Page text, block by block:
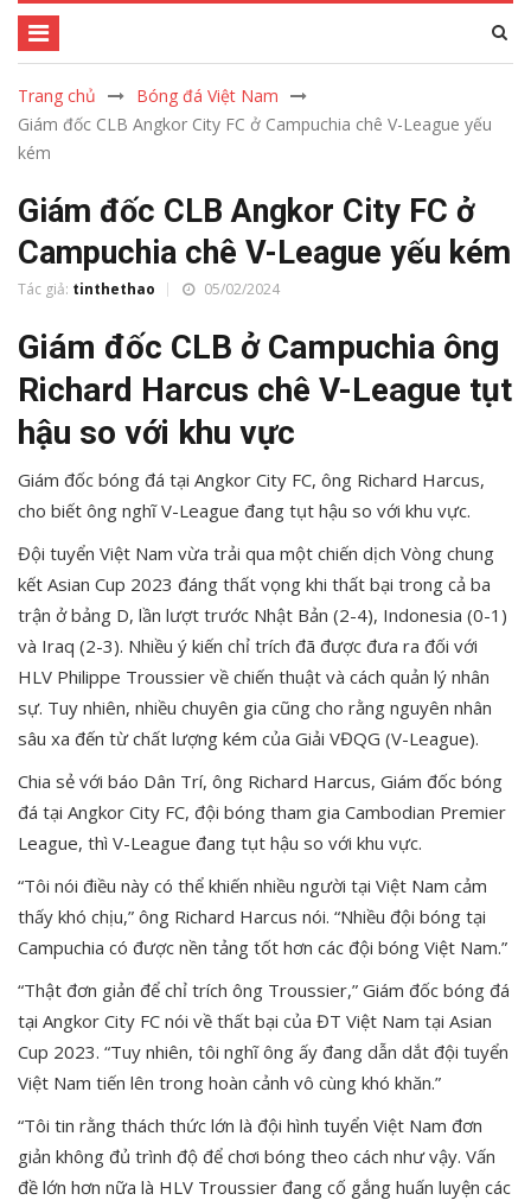
Trang chủ
Bóng đá Việt Nam
Giám đốc CLB Angkor City FC ở Campuchia chê V-League yếu
kém
Giám đốc CLB Angkor City FC ở
Campuchia chê V-League yếu kém
Tác giả: tinthethao 05/02/2024
Giám đốc CLB ở Campuchia ông
Richard Harcus chê V-League tụt
hậu so với khu vực
Giám đốc bóng đá tại Angkor City FC, ông Richard Harcus,
cho biết ông nghĩ V-League đang tụt hậu so với khu vực.
Đội tuyển Việt Nam vừa trải qua một chiến dịch Vòng chung
kết Asian Cup 2023 đáng thất vọng khi thất bại trong cả ba
trận ở bảng D, lần lượt trước Nhật Bản (2-4), Indonesia (0-1)
và Iraq (2-3). Nhiều ý kiến chỉ trích đã được đưa ra đối với
HLV Philippe Troussier về chiến thuật và cách quản lý nhân
sự. Tuy nhiên, nhiều chuyên gia cũng cho rằng nguyên nhân
sâu xa đến từ chất lượng kém của Giải VĐQG (V-League).
Chia sẻ với báo Dân Trí, ông Richard Harcus, Giám đốc bóng
đá tại Angkor City FC, đội bóng tham gia Cambodian Premier
League, thì V-League đang tụt hậu so với khu vực.
“Tôi nói điều này có thể khiến nhiều người tại Việt Nam cảm
thấy khó chịu,” ông Richard Harcus nói. “Nhiều đội bóng tại
Campuchia có được nền tảng tốt hơn các đội bóng Việt Nam.”
“Thật đơn giản để chỉ trích ông Troussier,” Giám đốc bóng đá
tại Angkor City FC nói về thất bại của ĐT Việt Nam tại Asian
Cup 2023. “Tuy nhiên, tôi nghĩ ông ấy đang dẫn dắt đội tuyển
Việt Nam tiến lên trong hoàn cảnh vô cùng khó khăn.”
“Tôi tin rằng thách thức lớn là đội hình tuyển Việt Nam đơn
giản không đủ trình độ để chơi bóng theo cách như vậy. Vấn
đề lớn hơn nữa là HLV Troussier đang cố gắng huấn luyện các